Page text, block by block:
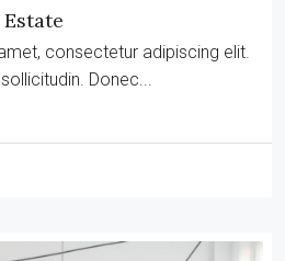
consectetur adipiscing elit.
Donec...